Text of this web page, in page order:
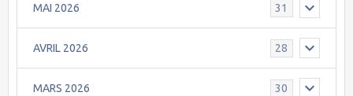
MAI 2026 31
AVRIL 2026 28
MARS 2026 30